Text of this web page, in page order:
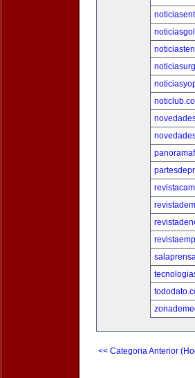
<< Categoria Anterior